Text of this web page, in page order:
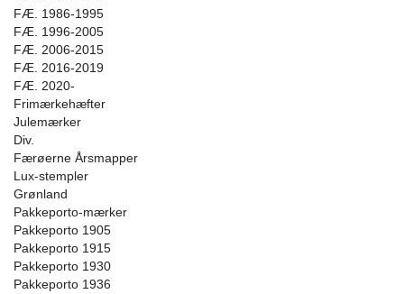
FÆ. 1986-1995
FÆ. 1996-2005
FÆ. 2006-2015
FÆ. 2016-2019
FÆ. 2020-
Frimærkehæfter
Julemærker
Div.
Færøerne Årsmapper
Lux-stempler
Grønland
Pakkeporto-mærker
Pakkeporto 1905
Pakkeporto 1915
Pakkeporto 1930
Pakkeporto 1936